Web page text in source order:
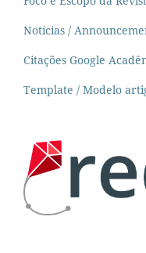
Notícias /
Citações Google
Template / Modelo